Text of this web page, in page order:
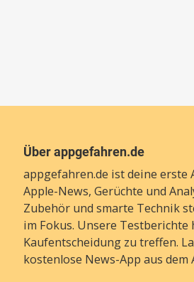
Über appgefahren.de
appgefahren.de ist deine erste
Apple-News, Gerüchte und
Zubehör und smarte Technik
im Fokus. Unsere Testberichte
Kaufentscheidung zu treffen.
kostenlose News-App aus dem